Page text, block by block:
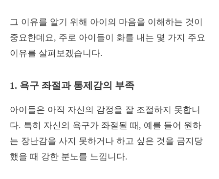
그 이유를 알기 위해 아이의 마음을 이해하는 것이
중요한데요, 주로 아이들이 화를 내는 몇 가지 주요
이유를 살펴보겠습니다.
1. 욕구 좌절과 통제감의 부족
아이들은 아직 자신의 감정을 잘 조절하지 못합니
다. 특히 자신의 욕구가 좌절될 때, 예를 들어 원하
는 장난감을 사지 못하거나 하고 싶은 것을 금지당
했을 때 강한 분노를 느낍니다.